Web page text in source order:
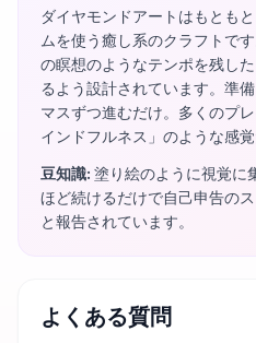
ダイヤモンドアートはもとも
ムを使う癒し系のクラフトで
の瞑想のようなテンポを残し
るよう設計されています。準
マスずつ進むだけ。多くのプ
インドフルネス」のような感覚
豆知識: 塗り絵のように視覚に
ほど続けるだけで自己申告の
と報告されています。
よくある質問